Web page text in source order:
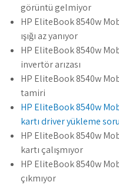
görüntü gelmiyor
HP EliteBook 8540w
ışığı az yanıyor
HP EliteBook 8540w
invertör arızası
HP EliteBook 8540w
tamiri
HP EliteBook 8540w
kartı driver yükleme
HP EliteBook 8540w
kartı çalışmıyor
HP EliteBook 8540w
çıkmıyor